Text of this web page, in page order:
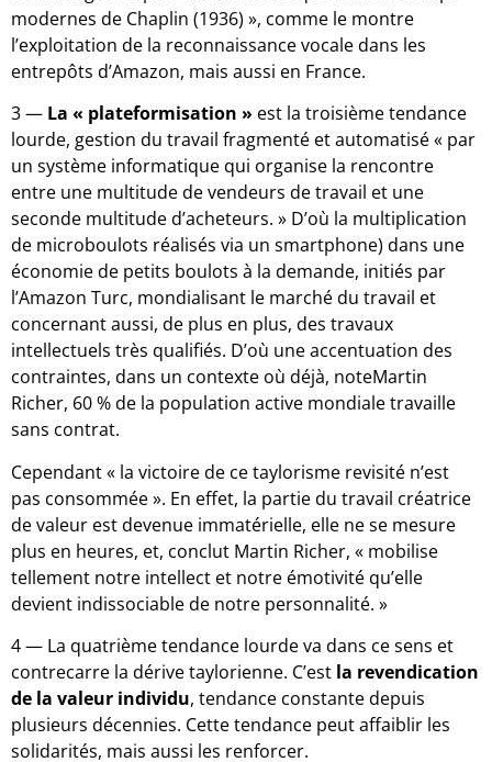
modernes de Chaplin (1936) », comme le montre
l’exploitation de la reconnaissance vocale dans les
entrepôts d’Amazon, mais aussi en France.
3 — La « plateformisation » est la troisième tendance
lourde, gestion du travail fragmenté et automatisé « par
un système informatique qui organise la rencontre
entre une multitude de vendeurs de travail et une
seconde multitude d’acheteurs. » D’où la multiplication
de microboulots réalisés via un smartphone) dans une
économie de petits boulots à la demande, initiés par
l’Amazon Turc, mondialisant le marché du travail et
concernant aussi, de plus en plus, des travaux
intellectuels très qualifiés. D’où une accentuation des
contraintes, dans un contexte où déjà, noteMartin
Richer, 60 % de la population active mondiale travaille
sans contrat.
Cependant « la victoire de ce taylorisme revisité n’est
pas consommée ». En effet, la partie du travail créatrice
de valeur est devenue immatérielle, elle ne se mesure
plus en heures, et, conclut Martin Richer, « mobilise
tellement notre intellect et notre émotivité qu’elle
devient indissociable de notre personnalité. »
4 — La quatrième tendance lourde va dans ce sens et
contrecarre la dérive taylorienne. C’est la revendication
de la valeur individu, tendance constante depuis
plusieurs décennies. Cette tendance peut affaiblir les
solidarités, mais aussi les renforcer.